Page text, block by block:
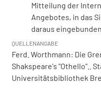
Mitteilung der
Angebotes, in das
daraus
QUELLENANGABE
Ferd. Worthmann: Die
Shakspeare's "Othello"..
Universitätsbibliothek